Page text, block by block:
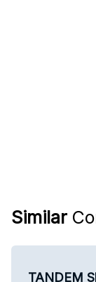
Similar
TANDEM